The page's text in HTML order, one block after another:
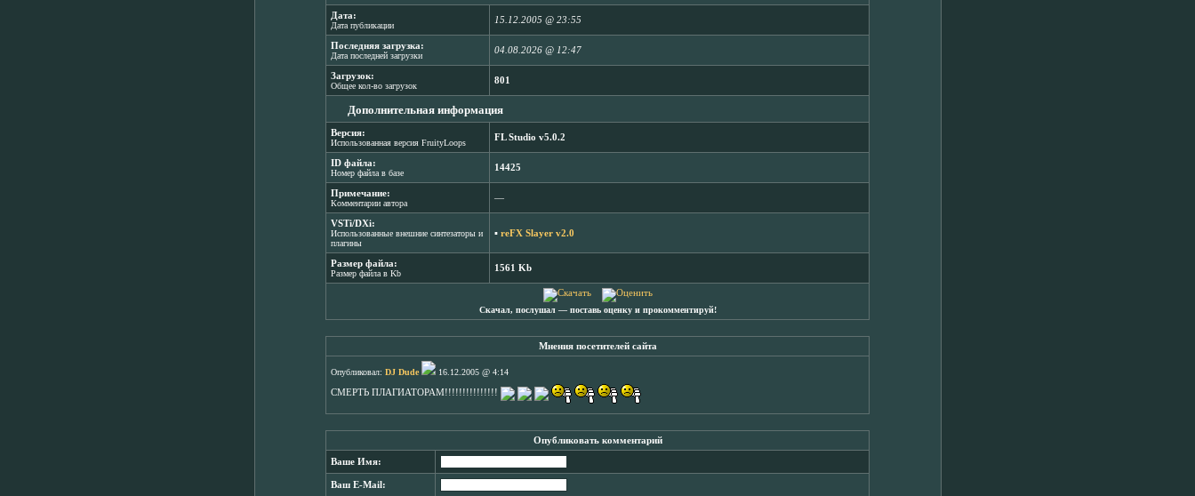
Дата:
Дата публикации
15.12.2005 @ 23:55
Последняя загрузка:
Дата последней загрузки
04.08.2026 @ 12:47
Загрузок:
Общее кол-во загрузок
801
Дополнительная информация
Версия:
Использованная версия FruityLoops
FL Studio v5.0.2
ID файла:
Номер файла в базе
14425
Примечание:
Комментарии автора
―
VSTi/DXi:
Использованные внешние синтезаторы и
плагины
▪ reFX Slayer v2.0
Размер файла:
Размер файла в Kb
1561 Kb
Скачал, послушал ― поставь оценку и прокомментируй!
Мнения посетителей сайта
Опубликовал: DJ Dude 16.12.2005 @ 4:14
СМЕРТЬ ПЛАГИАТОРАМ!!!!!!!!!!!!!!!
Опубликовать комментарий
Ваше Имя:
Ваш E-Mail: